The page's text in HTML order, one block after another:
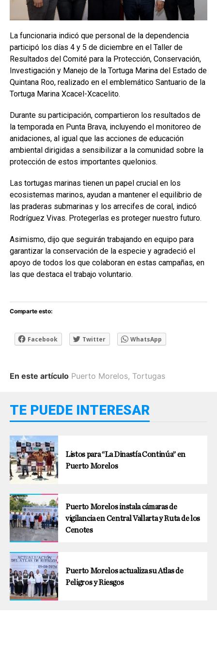
La funcionaria indicó que personal de la dependencia
participó los días 4 y 5 de diciembre en el Taller de
Resultados del Comité para la Protección, Conservación,
Investigación y Manejo de la Tortuga Marina del Estado de
Quintana Roo, realizado en el emblemático Santuario de la
Tortuga Marina Xcacel-Xcacelito.
Durante su participación, compartieron los resultados de
la temporada en Punta Brava, incluyendo el monitoreo de
anidaciones, al igual que las acciones de educación
ambiental dirigidas a sensibilizar a la comunidad sobre la
protección de estos importantes quelonios.
Las tortugas marinas tienen un papel crucial en los
ecosistemas marinos, ayudan a mantener el equilibrio de
las praderas submarinas y los arrecifes de coral, indicó
Rodríguez Vivas. Protegerlas es proteger nuestro futuro.
Asimismo, dijo que seguirán trabajando en equipo para
garantizar la conservación de la especie y agradeció el
apoyo de todos los que colaboran en estas campañas, en
las que destaca el trabajo voluntario.
Comparte esto:
Facebook Twitter WhatsApp
En este artículo Puerto Morelos, Tortugas
TE PUEDE INTERESAR
Listos para “La Dinastía Continúa” en
Puerto Morelos
Puerto Morelos instala cámaras de
vigilancia en Central Vallarta y Ruta de los
Cenotes
Puerto Morelos actualiza su Atlas de
Peligros y Riesgos